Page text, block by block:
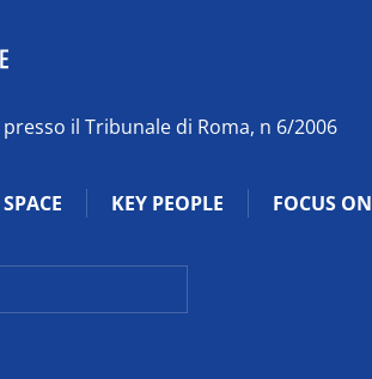
il Tribunale di Roma, n 6/2006
SPACE KEY PEOPLE FOCUS ON